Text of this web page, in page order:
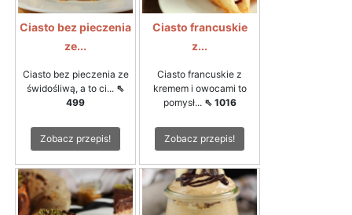
Ciasto bez pieczenia
ze...
Ciasto bez pieczenia ze
świdośliwą, a to ci... ⇖
499
Zobacz przepis!
Ciasto francuskie
z...
Ciasto francuskie z
kremem i owocami to
pomysł... ⇖ 1016
Zobacz przepis!